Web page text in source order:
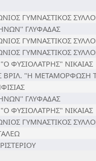
ΓΥΜΝΑΣΤΙΚΟΣ
ΓΛΥΦΑΔΑΣ
ΓΥΜΝΑΣΤΙΚΟΣ
ΓΥΜΝΑΣΤΙΚΟΣ
ΦΥΣΙΟΛΑΤΡΗΣ" ΝΙΚΑΙΑΣ
ΒΡΙΛ. "Η ΜΕΤΑΜΟΡΦΩΣΗ
ΓΛΥΦΑΔΑΣ
ΦΥΣΙΟΛΑΤΡΗΣ" ΝΙΚΑΙΑΣ
ΓΥΜΝΑΣΤΙΚΟΣ